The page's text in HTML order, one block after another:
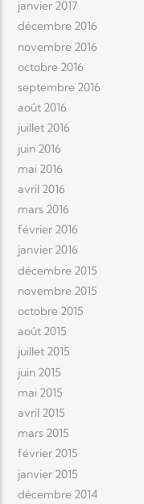
janvier 2017
décembre 2016
novembre 2016
octobre 2016
septembre 2016
août 2016
juillet 2016
juin 2016
mai 2016
avril 2016
mars 2016
février 2016
janvier 2016
décembre 2015
novembre 2015
octobre 2015
août 2015
juillet 2015
juin 2015
mai 2015
avril 2015
mars 2015
février 2015
janvier 2015
décembre 2014